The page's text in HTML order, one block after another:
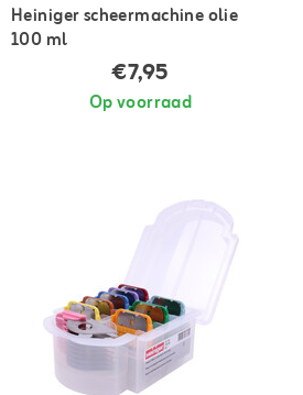
Heiniger scheermachine olie
100 ml
€7,95
Op voorraad